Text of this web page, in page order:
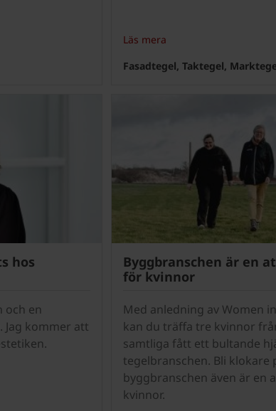
Läs mera
Fasadtegel, Taktegel,
hos
och en
Jag kommer att
Byggbranschen är en
för kvinnor
Med anledning av Women
kan du träffa tre kvinnor
samtliga fått ett bultande
tegelbranschen. Bli klokare
byggbranschen även är en
kvinnor.